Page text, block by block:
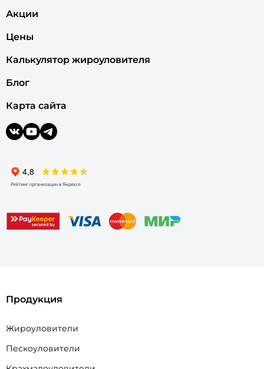
Акции
Цены
Калькулятор жироуловителя
Блог
Карта сайта
Продукция
Жироуловители
Пескоуловители